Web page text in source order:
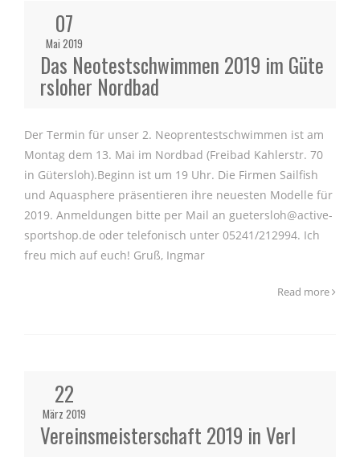
07
Mai 2019
Das Neotestschwimmen 2019 im Güte
rsloher Nordbad
Der Termin für unser 2. Neoprentestschwimmen ist am
Montag dem 13. Mai im Nordbad (Freibad Kahlerstr. 70
in Gütersloh).Beginn ist um 19 Uhr. Die Firmen Sailfish
und Aquasphere präsentieren ihre neuesten Modelle für
2019. Anmeldungen bitte per Mail an guetersloh@active-
sportshop.de oder telefonisch unter 05241/212994. Ich
freu mich auf euch! Gruß, Ingmar
Read more
22
März 2019
Vereinsmeisterschaft 2019 in Verl